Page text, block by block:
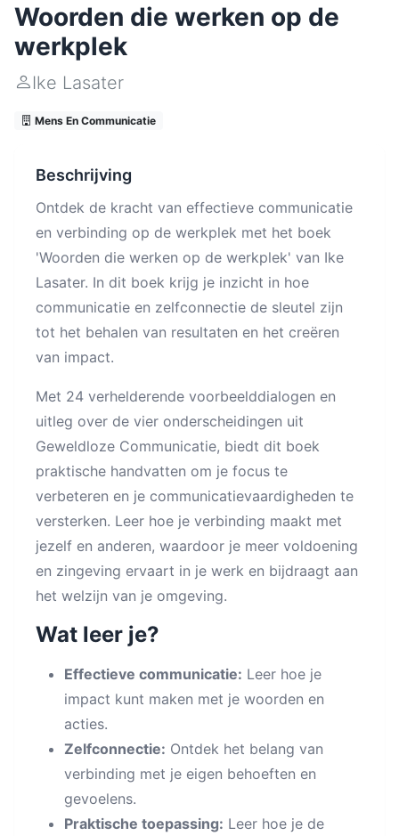
Woorden die werken op de
werkplek
Ike Lasater
Mens En Communicatie
Beschrijving
Ontdek de kracht van effectieve communicatie
en verbinding op de werkplek met het boek
'Woorden die werken op de werkplek' van Ike
Lasater. In dit boek krijg je inzicht in hoe
communicatie en zelfconnectie de sleutel zijn
tot het behalen van resultaten en het creëren
van impact.
Met 24 verhelderende voorbeelddialogen en
uitleg over de vier onderscheidingen uit
Geweldloze Communicatie, biedt dit boek
praktische handvatten om je focus te
verbeteren en je communicatievaardigheden te
versterken. Leer hoe je verbinding maakt met
jezelf en anderen, waardoor je meer voldoening
en zingeving ervaart in je werk en bijdraagt aan
het welzijn van je omgeving.
Wat leer je?
Effectieve communicatie: Leer hoe je
impact kunt maken met je woorden en
acties.
Zelfconnectie: Ontdek het belang van
verbinding met je eigen behoeften en
gevoelens.
Praktische toepassing: Leer hoe je de